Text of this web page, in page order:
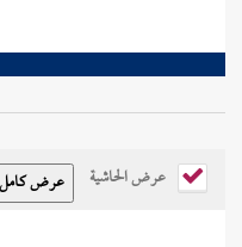
عرض الحاشية